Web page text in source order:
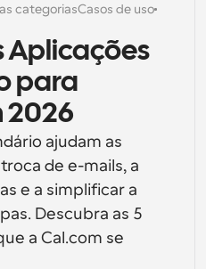
simplificado
para grupos
para um maior controlo
Cal.com
UI & Text
variável para o design de
categoriasCasos de uso
Aplicações
para
2026
ajudam as
de e-mails, a
e a simplificar a
Descubra as 5
a Cal.com se